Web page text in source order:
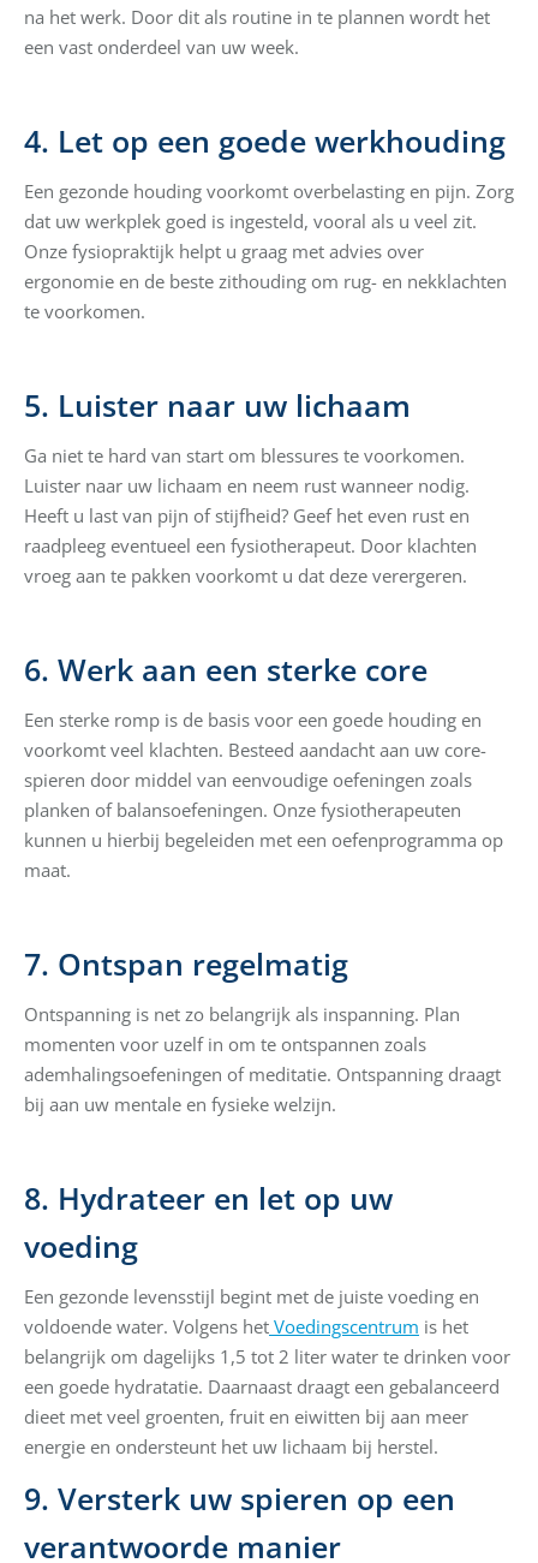
na het werk. Door dit als routine in te plannen wordt het
een vast onderdeel van uw week.
4. Let op een goede werkhouding
Een gezonde houding voorkomt overbelasting en pijn. Zorg
dat uw werkplek goed is ingesteld, vooral als u veel zit.
Onze fysiopraktijk helpt u graag met advies over
ergonomie en de beste zithouding om rug- en nekklachten
te voorkomen.
5. Luister naar uw lichaam
Ga niet te hard van start om blessures te voorkomen.
Luister naar uw lichaam en neem rust wanneer nodig.
Heeft u last van pijn of stijfheid? Geef het even rust en
raadpleeg eventueel een fysiotherapeut. Door klachten
vroeg aan te pakken voorkomt u dat deze verergeren.
6. Werk aan een sterke core
Een sterke romp is de basis voor een goede houding en
voorkomt veel klachten. Besteed aandacht aan uw core-
spieren door middel van eenvoudige oefeningen zoals
planken of balansoefeningen. Onze fysiotherapeuten
kunnen u hierbij begeleiden met een oefenprogramma op
maat.
7. Ontspan regelmatig
Ontspanning is net zo belangrijk als inspanning. Plan
momenten voor uzelf in om te ontspannen zoals
ademhalingsoefeningen of meditatie. Ontspanning draagt
bij aan uw mentale en fysieke welzijn.
8. Hydrateer en let op uw
voeding
Een gezonde levensstijl begint met de juiste voeding en
voldoende water. Volgens het Voedingscentrum is het
belangrijk om dagelijks 1,5 tot 2 liter water te drinken voor
een goede hydratatie. Daarnaast draagt een gebalanceerd
dieet met veel groenten, fruit en eiwitten bij aan meer
energie en ondersteunt het uw lichaam bij herstel.
9. Versterk uw spieren op een
verantwoorde manier